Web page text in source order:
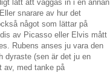
lätt att vaggas in i en annan
snarare av hur det
något som lättar på
av Picasso eller Elvis mått
Rubens anses ju vara den
dyraste (sen är det ju en
av, med tanke på